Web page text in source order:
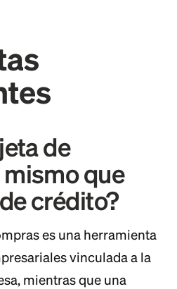
de
que
crédito?
es una herramienta
vinculada a la
mientras que una